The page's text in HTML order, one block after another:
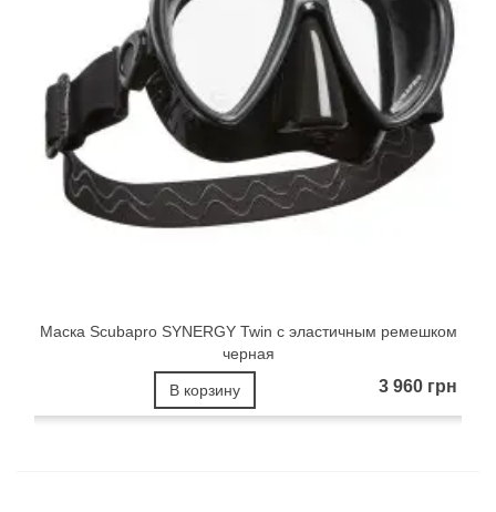
Маска Scubapro SYNERGY Twin с эластичным ремешком
черная
3 960 грн
В корзину